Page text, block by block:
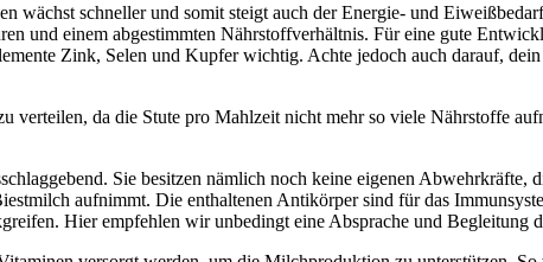
wächst schneller und somit steigt auch der Energie- und
und einem abgestimmten Nährstoffverhältnis. Für eine gute
Zink, Selen und Kupfer wichtig. Achte jedoch auch darauf,
verteilen, da die Stute pro Mahlzeit nicht mehr so viele Nährstoffe
Sie besitzen nämlich noch keine eigenen Abwehrkräfte,
aufnimmt. Die enthaltenen Antikörper sind für das
Hier empfehlen wir unbedingt eine Absprache und Begleitung